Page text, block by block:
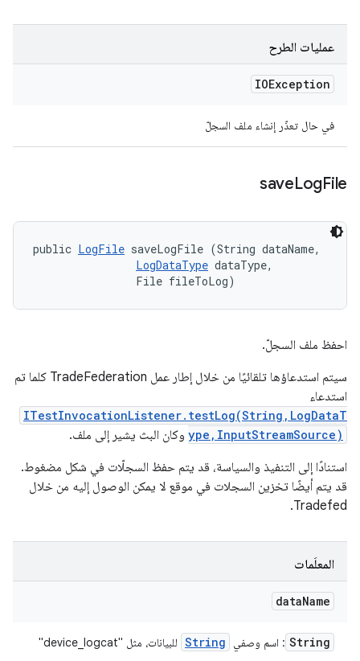
عمليات الطرح
IOException
في حال تعذّر إنشاء ملف السجلّ
saveLogFile
public LogFile saveLogFile (String dataName,
LogDataType dataType,
                File fileToLog)
احفظ ملف السجلّ.
سيتم استدعاؤها تلقائيًا من خلال إطار عمل TradeFederation كلما تم
استدعاء
ITestInvocationListener.testLog(String,LogDataT
ype,InputStreamSource) وكان البث يشير إلى ملف.
استنادًا إلى التنفيذ والسياسة، قد يتم حفظ السجلّات في شكل مضغوط.
قد يتم أيضًا تخزين السجلات في موقع لا يمكن الوصول إليه من خلال
Tradefed.
المعلَمات
dataName
String : اسم وصفي String للبيانات، مثل "device_logcat"